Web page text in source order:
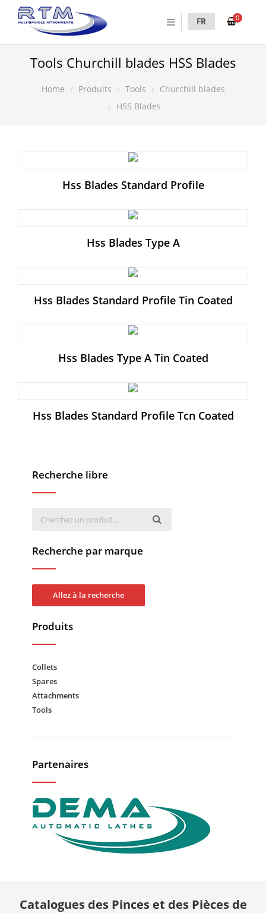
0
FR
Tools Churchill blades HSS Blades
Home Produits Tools
Churchill blades
HSS Blades
Hss Blades Standard Profile
Hss Blades Type A
Hss Blades Standard Profile Tin Coated
Hss Blades Type A Tin Coated
Hss Blades Standard Profile Tcn Coated
Recherche libre
Recherche par marque
Allez à la recherche
Produits
Collets
Spares
Attachments
Tools
Partenaires
Catalogues des Pinces et des Pièces de